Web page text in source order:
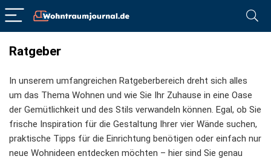
Ratgeber
In unserem umfangreichen Ratgeberbereich dreht sich alles
um das Thema Wohnen und wie Sie Ihr Zuhause in eine Oase
der Gemütlichkeit und des Stils verwandeln können. Egal, ob Sie
frische Inspiration für die Gestaltung Ihrer vier Wände suchen,
praktische Tipps für die Einrichtung benötigen oder einfach nur
neue Wohnideen entdecken möchten – hier sind Sie genau